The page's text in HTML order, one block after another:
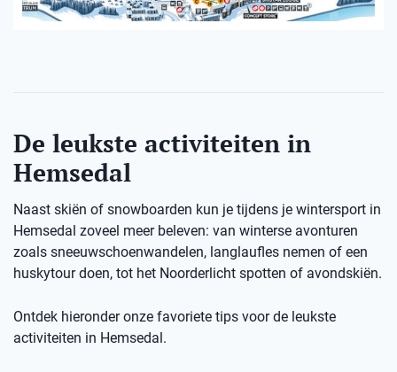
De leukste activiteiten in
Hemsedal
Naast skiën of snowboarden kun je tijdens je wintersport in
Hemsedal zoveel meer beleven: van winterse avonturen
zoals sneeuwschoenwandelen, langlaufles nemen of een
huskytour doen, tot het Noorderlicht spotten of avondskiën.
Ontdek hieronder onze favoriete tips voor de leukste
activiteiten in Hemsedal.